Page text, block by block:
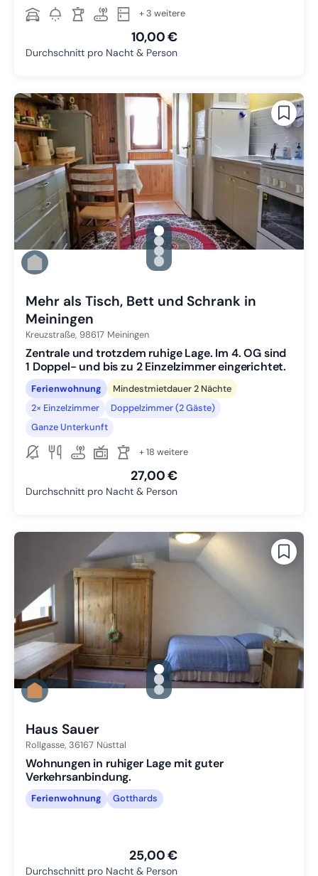
+ 3 weitere
10,00 €
Durchschnitt pro Nacht & Person
gallery.slide_selector
Zu Slide 1 wechseln
Zu Slide 2 wechseln
Zu Slide 3 wechseln
Zu Slide 4 wechseln
Mehr als Tisch, Bett und Schrank in
Meiningen
Kreuzstraße, 98617 Meiningen
Zentrale und trotzdem ruhige Lage. Im 4. OG sind
1 Doppel- und bis zu 2 Einzelzimmer eingerichtet.
Ferienwohnung
Mindestmietdauer 2 Nächte
2× Einzelzimmer
Doppelzimmer (2 Gäste)
Ganze Unterkunft
+ 18 weitere
27,00 €
Durchschnitt pro Nacht & Person
gallery.slide_selector
Zu Slide 1 wechseln
Zu Slide 2 wechseln
Zu Slide 3 wechseln
Haus Sauer
Rollgasse, 36167 Nüsttal
Wohnungen in ruhiger Lage mit guter
Verkehrsanbindung.
Ferienwohnung Gotthards
25,00 €
Durchschnitt pro Nacht & Person